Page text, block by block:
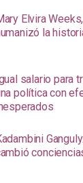
Elvira
la
salario para
política con